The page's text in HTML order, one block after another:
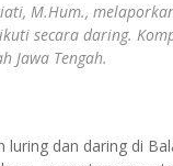
M.Hum.,
secara daring.
Jawa Tengah.
dan daring di